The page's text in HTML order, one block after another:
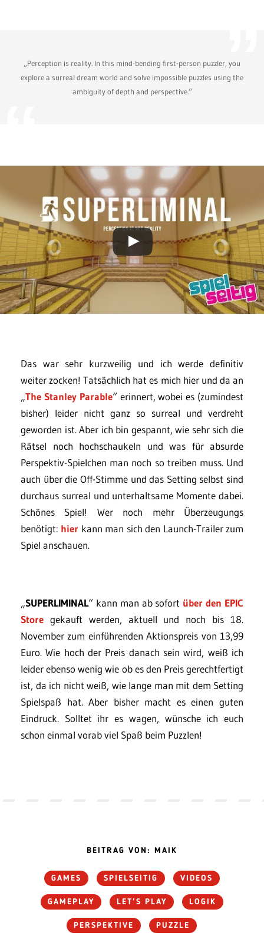
„Perception is reality. In this mind-bending first-person puzzler, you
explore a surreal dream world and solve impossible puzzles using the
ambiguity of depth and perspective.“
Das war sehr kurzweilig und ich werde definitiv
weiter zocken! Tatsächlich hat es mich hier und da an
„The Stanley Parable“ erinnert, wobei es (zumindest
bisher) leider nicht ganz so surreal und verdreht
geworden ist. Aber ich bin gespannt, wie sehr sich die
Rätsel noch hochschaukeln und was für absurde
Perspektiv-Spielchen man noch so treiben muss. Und
auch über die Off-Stimme und das Setting selbst sind
durchaus surreal und unterhaltsame Momente dabei.
Schönes Spiel! Wer noch mehr Überzeugungs
benötigt: hier kann man sich den Launch-Trailer zum
Spiel anschauen.
„SUPERLIMINAL“ kann man ab sofort über den EPIC
Store gekauft werden, aktuell und noch bis 18.
November zum einführenden Aktionspreis von 13,99
Euro. Wie hoch der Preis danach sein wird, weiß ich
leider ebenso wenig wie ob es den Preis gerechtfertigt
ist, da ich nicht weiß, wie lange man mit dem Setting
Spielspaß hat. Aber bisher macht es einen guten
Eindruck. Solltet ihr es wagen, wünsche ich euch
schon einmal vorab viel Spaß beim Puzzlen!
BEITRAG VON: MAIK
GAMES SPIELSEITIG VIDEOS
GAMEPLAY LET'S PLAY LOGIK
PERSPEKTIVE PUZZLE